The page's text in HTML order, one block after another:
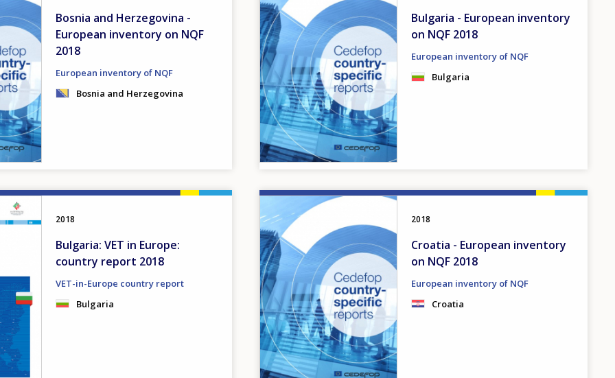
Bosnia and Herzegovina -
European inventory on NQF
2018
European inventory of NQF
Bosnia and Herzegovina
Bulgaria - European inventory
on NQF 2018
European inventory of NQF
Bulgaria
2018
Bulgaria: VET in Europe:
country report 2018
VET-in-Europe country report
Bulgaria
2018
Croatia - European inventory
on NQF 2018
European inventory of NQF
Croatia